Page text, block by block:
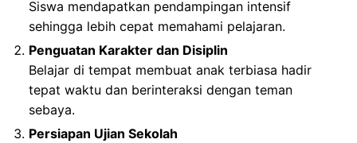
Siswa mendapatkan pendampingan intensif
sehingga lebih cepat memahami pelajaran.
Penguatan Karakter dan Disiplin
Belajar di tempat membuat anak terbiasa hadir
tepat waktu dan berinteraksi dengan teman
sebaya.
Persiapan Ujian Sekolah